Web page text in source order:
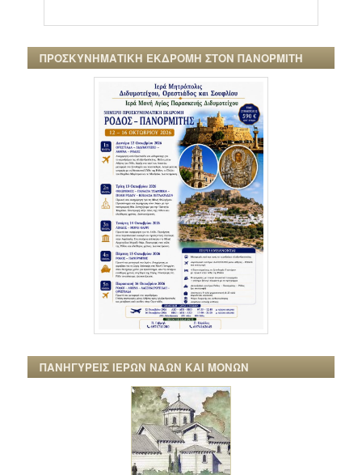
ΠΡΟΣΚΥΝΗΜΑΤΙΚΗ ΕΚΔΡΟΜΗ ΣΤΟΝ ΠΑΝΟΡΜΙΤΗ
ΠΑΝΗΓΥΡΕΙΣ ΙΕΡΩΝ ΝΑΩΝ ΚΑΙ ΜΟΝΩΝ